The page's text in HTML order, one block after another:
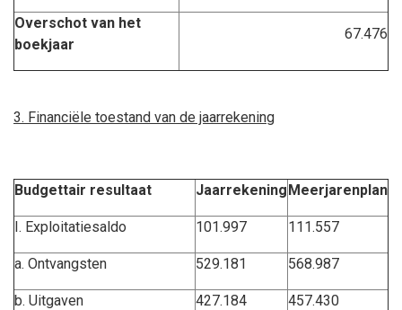
Overschot van het
boekjaar
67.476
3. Financiële toestand van de jaarrekening
Budgettair resultaat JaarrekeningMeerjarenplan
I. Exploitatiesaldo 101.997 111.557
a. Ontvangsten 529.181 568.987
b. Uitgaven 427.184 457.430